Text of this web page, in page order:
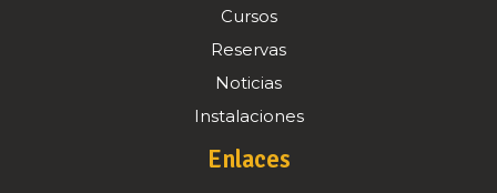
Cursos
Reservas
Noticias
Instalaciones
Enlaces